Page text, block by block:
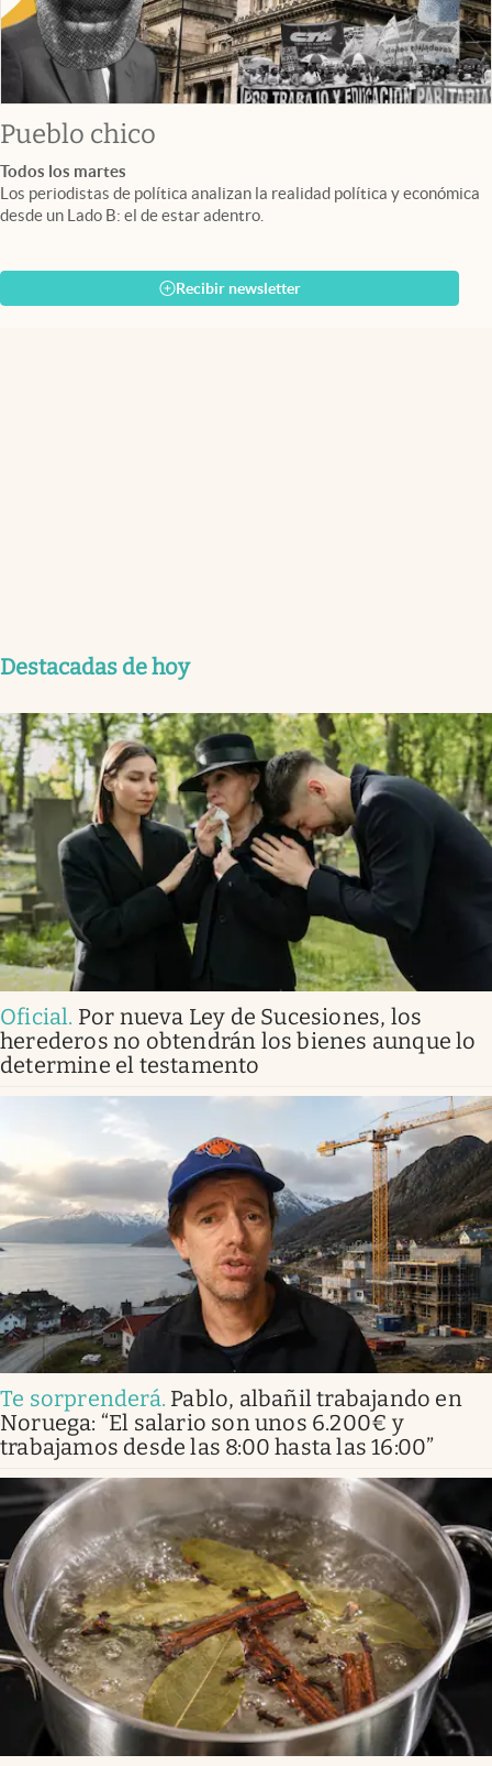
Pueblo chico
Todos los martes
Los periodistas de política analizan la realidad política y económica
desde un Lado B: el de estar adentro.
Recibir newsletter
Destacadas de hoy
Oficial. Por nueva Ley de Sucesiones, los
herederos no obtendrán los bienes aunque lo
determine el testamento
Te sorprenderá. Pablo, albañil trabajando en
Noruega: “El salario son unos 6.200€ y
trabajamos desde las 8:00 hasta las 16:00”